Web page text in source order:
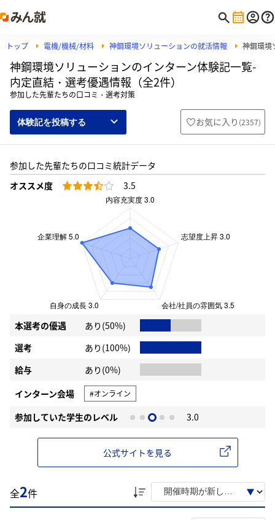
トップ 電機/機械/材料 神鋼環境ソリューションの就活情報 神鋼環境
神鋼環境ソリューションのインターン体験記一覧-
内定直結・選考優遇情報（全2件）
参加した先輩たちの口コミ・選考対策
体験記を投稿する お気に入り (2357)
参加した先輩たちの口コミ統計データ
オススメ度
3.5
本選考の優遇
あり(50%)
選考
あり(100%)
給与
あり(0%)
インターン会場
#オンライン
参加していた学生のレベル 3.0
公式サイトを見る
全2件